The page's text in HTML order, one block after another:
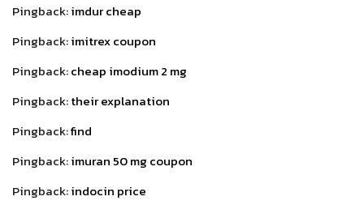
Pingback:imdur cheap
Pingback:imitrex coupon
Pingback:cheap imodium 2 mg
Pingback:their explanation
Pingback:find
Pingback:imuran 50 mg coupon
Pingback:indocin price